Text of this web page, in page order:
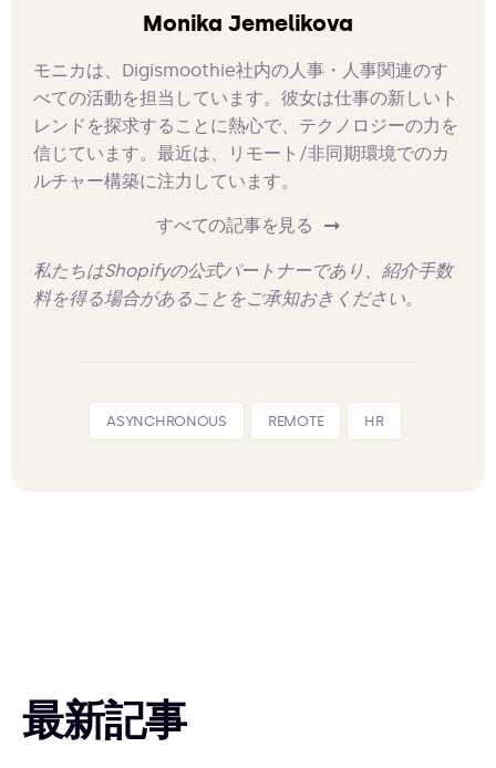
Monika Jemelikova
モニカは、Digismoothie社内の人事・人事関連のす
べての活動を担当しています。彼女は仕事の新しいト
レンドを探求することに熱心で、テクノロジーの力を
信じています。最近は、リモート/非同期環境でのカ
ルチャー構築に注力しています。
すべての記事を見る
私たちはShopifyの公式パートナーであり、紹介手数
料を得る場合があることをご承知おきください。
ASYNCHRONOUS REMOTE HR
最新記事